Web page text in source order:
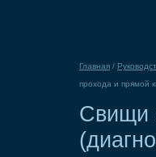
Главная /
прохода и прямой
Свищи